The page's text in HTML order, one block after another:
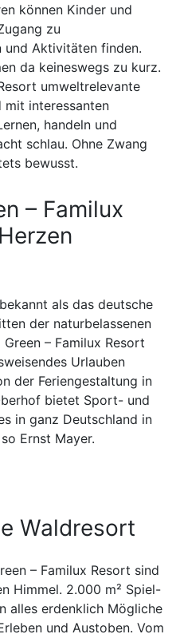
können Kinder und
zu
und Aktivitäten finden.
da keineswegs zu kurz.
umweltrelevante
mit interessanten
handeln und
schlau. Ohne Zwang
bewusst.
– Familux
als das deutsche
der naturbelassenen
– Familux Resort
Urlauben
der Feriengestaltung in
bietet Sport- und
in ganz Deutschland in
Ernst Mayer.
Waldresort
– Familux Resort sind
Himmel. 2.000 m² Spiel-
alles erdenklich Mögliche
und Austoben. Vom